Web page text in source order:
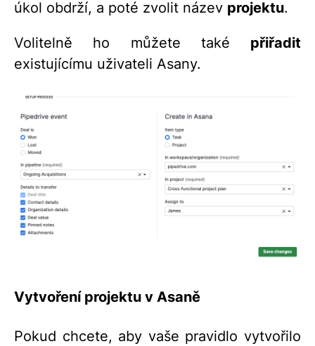
úkol obdrží, a poté zvolit název projektu.
Volitelně ho můžete také přiřadit
existujícímu uživateli Asany.
Vytvoření projektu v Asaně
Pokud chcete, aby vaše pravidlo vytvořilo